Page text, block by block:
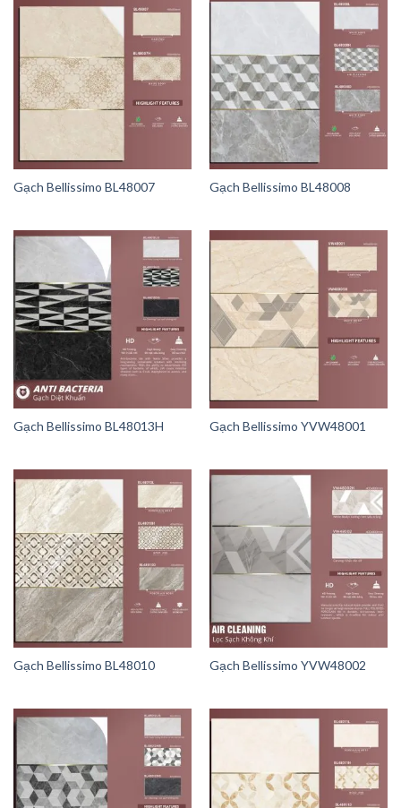
Gạch Bellissimo BL48007 Gạch Bellissimo BL48008
Gạch Bellissimo BL48013H Gạch Bellissimo YVW48001
Gạch Bellissimo BL48010 Gạch Bellissimo YVW48002